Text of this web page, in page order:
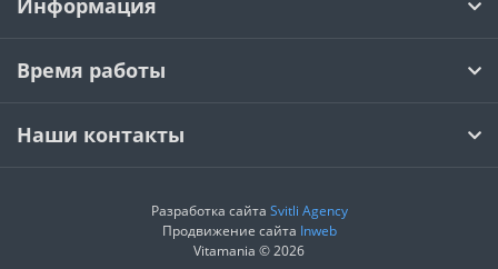
Информация
Время работы
Наши контакты
Разработка сайта Svitli Agency
Продвижение сайта Inweb
Vitamania © 2026